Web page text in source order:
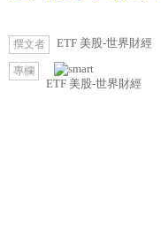
撰文者 ETF 美股-世界財經
專欄
ETF 美股-世界財經